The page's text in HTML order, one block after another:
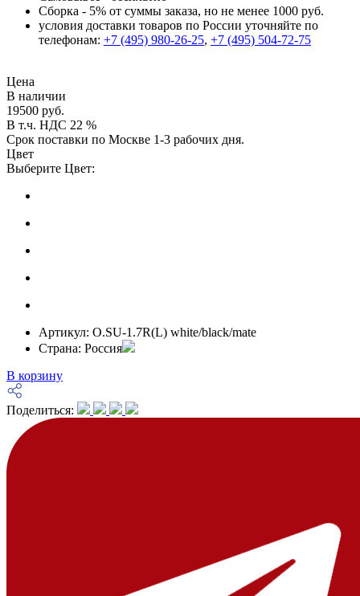
Сборка - 5% от суммы заказа, но не менее 1000 руб.
условия доставки товаров по России уточняйте по
телефонам: +7 (495) 980-26-25, +7 (495) 504-72-75
Цена
В наличии
19500 руб.
В т.ч. НДС 22 %
Срок поставки по Москве 1-3 рабочих дня.
Цвет
Выберите Цвет:
Артикул: O.SU-1.7R(L) white/black/mate
Страна: Россия
В корзину
Поделиться: